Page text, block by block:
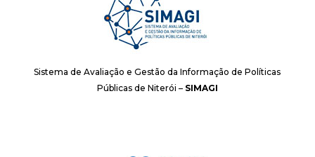
Sistema de Avaliação e Gestão da Informação de Políticas
Públicas de Niterói – SIMAGI